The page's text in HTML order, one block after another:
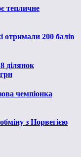
тепличне
отримали 200 балів
ділянок
чемпіонка
з Норвегією